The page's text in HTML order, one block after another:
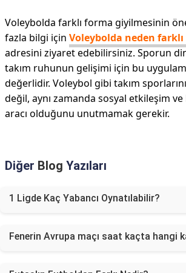
Voleybolda farklı forma giyilmesinin
fazla bilgi için Voleybolda neden
adresini ziyaret edebilirsiniz. Sporun
takım ruhunun gelişimi için bu
değerlidir. Voleybol gibi takım
değil, aynı zamanda sosyal etkileşim
aracı olduğunu unutmamak gerekir.
Diğer Blog Yazıları
1 Ligde Kaç Yabancı Oynatılabilir?
Fenerin Avrupa maçı saat kaçta hangi